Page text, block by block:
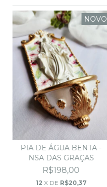
NOVO
PIA DE ÁGUA BENTA -
NSA DAS GRAÇAS
R$198,00
12 X DE R$20,37